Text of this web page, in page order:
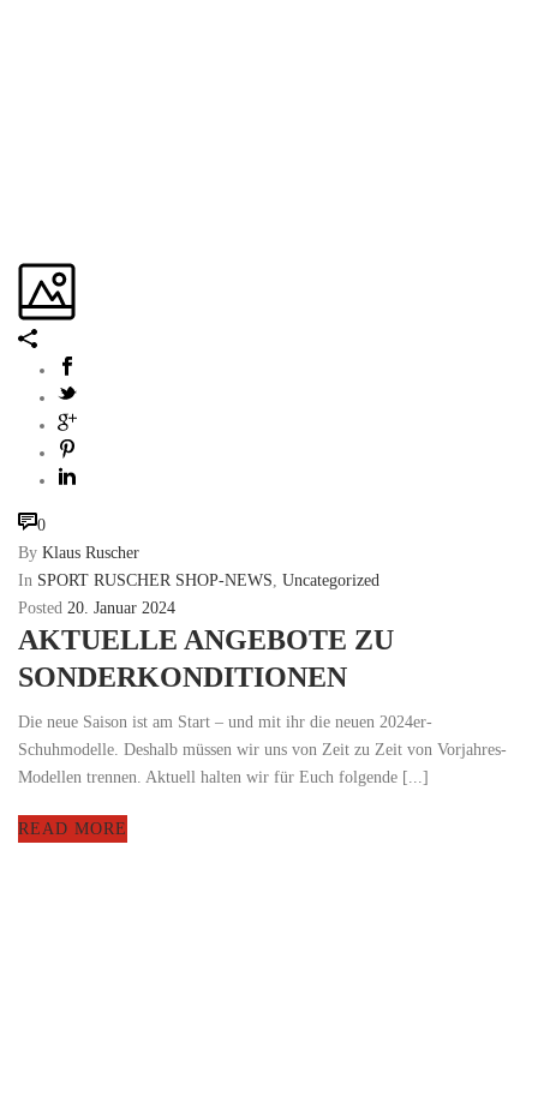
0
By Klaus Ruscher
In SPORT RUSCHER SHOP-NEWS, Uncategorized
Posted 20. Januar 2024
AKTUELLE ANGEBOTE ZU
SONDERKONDITIONEN
Die neue Saison ist am Start – und mit ihr die neuen 2024er-
Schuhmodelle. Deshalb müssen wir uns von Zeit zu Zeit von Vorjahres-
Modellen trennen. Aktuell halten wir für Euch folgende [...]
READ MORE